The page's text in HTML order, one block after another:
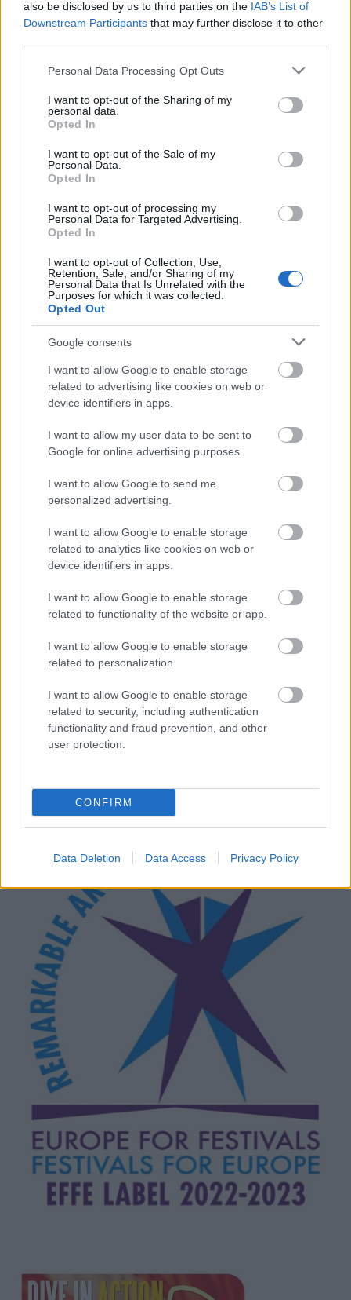
also be disclosed by us to third parties on the IAB’s List of
Downstream Participants that may further disclose it to other
Please note that this website/app uses one or more Google
not limited to your visit or usage behaviour. You may click to
grant or deny consent to Google and its third-party tags to
use your data for below specified purposes in below Google
consent section.
Personal Data Processing Opt Outs
I want to opt-out of the Sharing of my
personal data.
Opted In
I want to opt-out of the Sale of my
Personal Data.
Opted In
I want to opt-out of processing my
Personal Data for Targeted Advertising.
Opted In
I want to opt-out of Collection, Use,
Retention, Sale, and/or Sharing of my
Personal Data that Is Unrelated with the
Purposes for which it was collected.
Opted Out
Google consents
I want to allow Google to enable storage
related to advertising like cookies on web or
device identifiers in apps.
I want to allow my user data to be sent to
Google for online advertising purposes.
I want to allow Google to send me
personalized advertising.
I want to allow Google to enable storage
related to analytics like cookies on web or
device identifiers in apps.
I want to allow Google to enable storage
related to functionality of the website or app.
I want to allow Google to enable storage
related to personalization.
I want to allow Google to enable storage
related to security, including authentication
functionality and fraud prevention, and other
user protection.
CONFIRM
Data Deletion Data Access Privacy Policy